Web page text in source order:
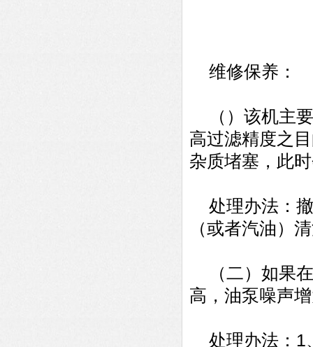
维修保养：
（）该机主要
高过滤精度之
杂质堵塞，此
处理办法：撤
（或者汽油）
（二）如果在
高，油泵噪声
处理办法：1